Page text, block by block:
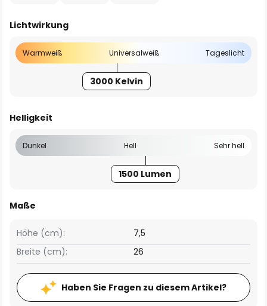
Lichtwirkung
Warmweiß Universalweiß Tageslicht
3000 Kelvin
Helligkeit
Dunkel Hell Sehr hell
1500 Lumen
Maße
Breite (cm): 26
Höhe (cm): 7,5
Haben Sie Fragen zu diesem Artikel?